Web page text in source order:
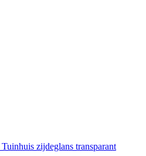
zijdeglans transparant